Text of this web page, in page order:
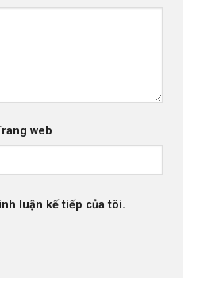
web
luận kế tiếp của tôi.